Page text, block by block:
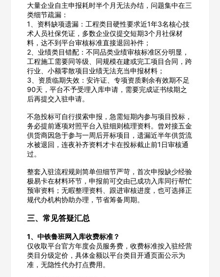
大量企业自主申报耗时半个月无法办结，问题集中在三
类细节疏漏：
1、资料缺项遗漏：工程类目硬性要求近1年3名核心技
术人员社保凭证，多数企业仅提交短期3个月社保材
料，达不到平台审核标准直接退回补件；
2、业绩类目错配：不同品类业绩审核标准区分明显，
工程施工需要同等级、同规模在建或完工项目合同，跨
行业、小额零散项目业绩无法充当申报材料；
3、资质临期失效：安许证、专项资质剩余有效期不足
90天，平台不予受理入库申请，需要完成证书续期之
后再提交入驻申请。
不急投标可自行摸索申报，急需短期内参与项目投标，
务必提前逐项对照平台入驻细则梳理资料。曾对接五金
供货商因急于参与一周后开标项目，遗漏近半年供货流
水被退回，连夜补齐资料才卡在投标截止前1日审核通
过。
整套入驻流程规则简单但细节严苛，首次申报缺少经验
极易卡在材料环节，申报前可交由已成功入库同行帮忙
预审资料；无暇整理资料、跟进审核进度，也可选择正
规代办机构协助办理，节省筹备周期。
三、常见答疑汇总
1、中铁鲁班网入库收费标准？
仅收取平台官方年度会员服务费，收费标准按入驻经营
类目分级定价，具体金额以平台类目开通页面公示为
准，无隐性代办打点费用。
公司所在地
请选择省市